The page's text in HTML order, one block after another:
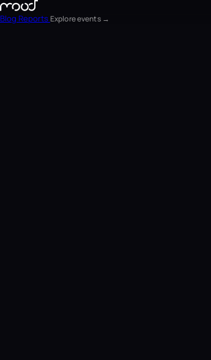
Blog Reports Explore events →